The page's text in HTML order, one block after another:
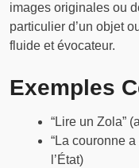
images originales ou
particulier d’un objet
fluide et évocateur.
Exemples
“Lire un Zola”
“La couronne
l’État)